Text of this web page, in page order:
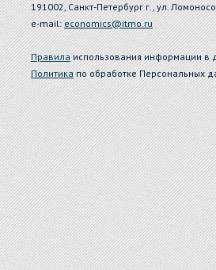
191002, Санкт-Петербург г., ул.
e-mail:economics@itmo.ru
Правилаиспользования информации в
Политикапо обработке Персональных